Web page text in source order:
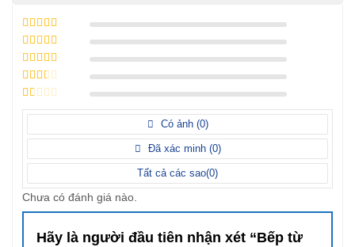
5 / 5 điểm
4 / 5 điểm
3 / 5
điểm
2 / 5
1/
điểm
Có ảnh (0)
Đã xác minh (0)
Tất cả các sao(0)
Chưa có đánh giá nào.
Hãy là người đầu tiên nhận xét “Bếp từ